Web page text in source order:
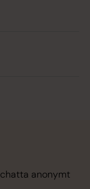
anonymt